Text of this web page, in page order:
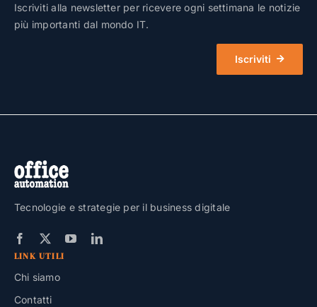
Iscriviti alla newsletter per ricevere ogni settimana le notizie
più importanti dal mondo IT.
Iscriviti
Tecnologie e strategie per il business digitale
LINK UTILI
Chi siamo
Contatti